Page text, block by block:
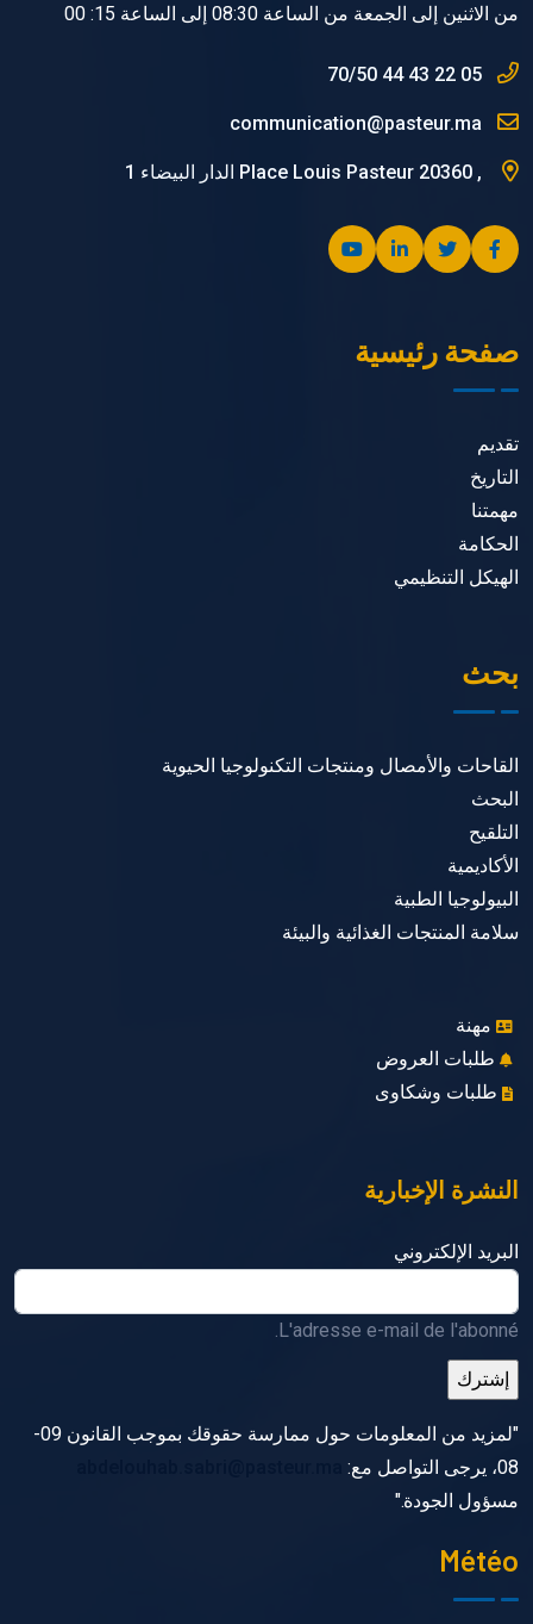
من الاثنين إلى الجمعة من الساعة 08:30 إلى الساعة 15: 00
, Place Louis Pasteur 20360 الدار البيضاء 1
صفحة رئيسية
تقديم
التاريخ
مهمتنا
الحكامة
الهيكل التنظيمي
بحث
القاحات والأمصال ومنتجات التكنولوجيا الحيوية
البحث
التلقيح
الأكاديمية
البيولوجيا الطبية
سلامة المنتجات الغذائية والبيئة
مهنة
طلبات العروض
طلبات وشكاوى
النشرة الإخبارية
البريد الإلكتروني
L'adresse e-mail de l'abonné.
"لمزيد من المعلومات حول ممارسة حقوقك بموجب القانون 09-
08، يرجى التواصل مع:
مسؤول الجودة."
Météo